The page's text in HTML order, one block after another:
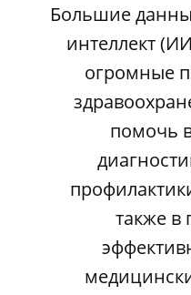
Большие
интеллект
огромные
помочь
также